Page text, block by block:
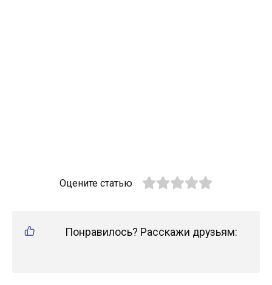
Оцените статью
Понравилось? Расскажи друзьям: